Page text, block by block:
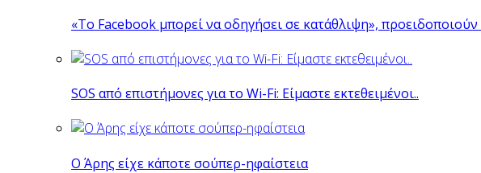
«Το Facebook μπορεί να οδηγήσει σε κατάθλιψη», προειδοποιούν
SOS από επιστήμονες για το Wi-Fi: Είμαστε εκτεθειμένοι..
O Άρης είχε κάποτε σούπερ-ηφαίστεια